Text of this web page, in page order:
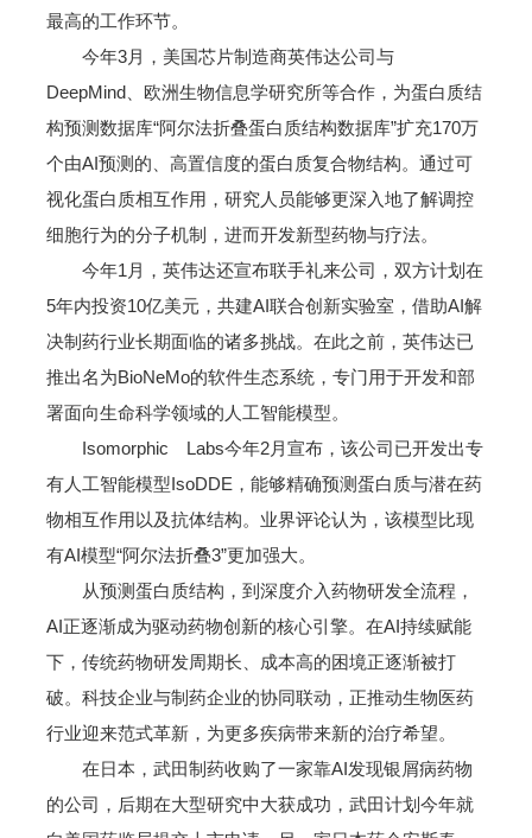
最高的工作环节。
今年3月，美国芯片制造商英伟达公司与
DeepMind、欧洲生物信息学研究所等合作，为蛋白质结
构预测数据库“阿尔法折叠蛋白质结构数据库”扩充170万
个由AI预测的、高置信度的蛋白质复合物结构。通过可
视化蛋白质相互作用，研究人员能够更深入地了解调控
细胞行为的分子机制，进而开发新型药物与疗法。
今年1月，英伟达还宣布联手礼来公司，双方计划在
5年内投资10亿美元，共建AI联合创新实验室，借助AI解
决制药行业长期面临的诸多挑战。在此之前，英伟达已
推出名为BioNeMo的软件生态系统，专门用于开发和部
署面向生命科学领域的人工智能模型。
Isomorphic Labs今年2月宣布，该公司已开发出专
有人工智能模型IsoDDE，能够精确预测蛋白质与潜在药
物相互作用以及抗体结构。业界评论认为，该模型比现
有AI模型“阿尔法折叠3”更加强大。
从预测蛋白质结构，到深度介入药物研发全流程，
AI正逐渐成为驱动药物创新的核心引擎。在AI持续赋能
下，传统药物研发周期长、成本高的困境正逐渐被打
破。科技企业与制药企业的协同联动，正推动生物医药
行业迎来范式革新，为更多疾病带来新的治疗希望。
在日本，武田制药收购了一家靠AI发现银屑病药物
的公司，后期在大型研究中大获成功，武田计划今年就